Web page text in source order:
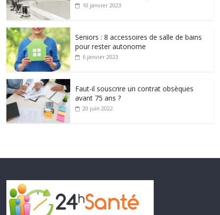
10 janvier 2023
Seniors : 8 accessoires de salle de bains
pour rester autonome
6 janvier 2023
Faut-il souscrire un contrat obsèques
avant 75 ans ?
20 juin 2022